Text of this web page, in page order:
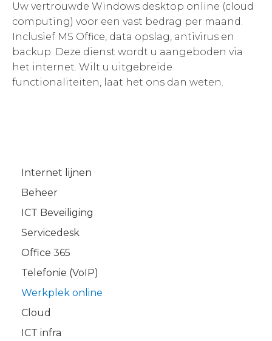
Uw vertrouwde Windows desktop online (cloud
computing) voor een vast bedrag per maand.
Inclusief MS Office, data opslag, antivirus en
backup. Deze dienst wordt u aangeboden via
het internet. Wilt u uitgebreide
functionaliteiten, laat het ons dan weten.
Internet lijnen
Beheer
ICT Beveiliging
Servicedesk
Office 365
Telefonie (VoIP)
Werkplek online
Cloud
ICT infra